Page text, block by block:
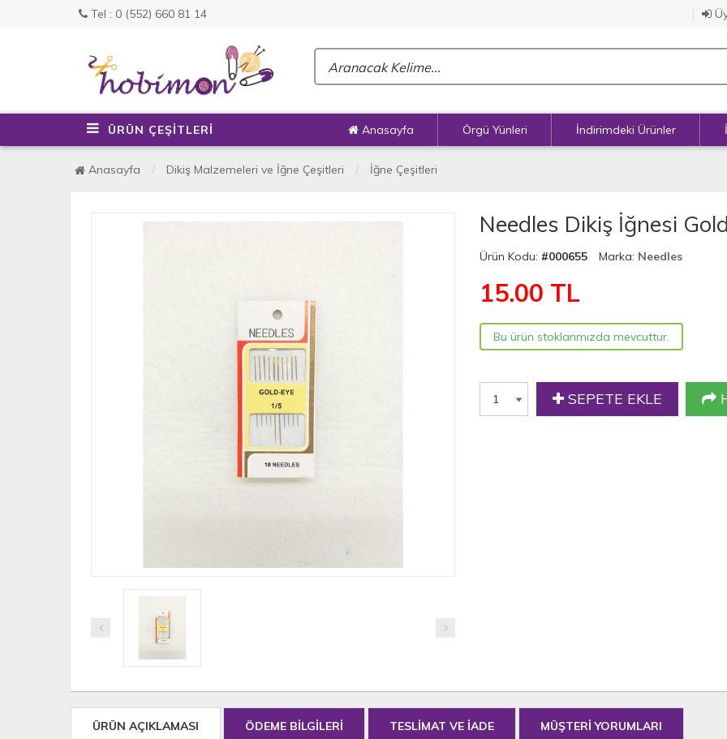
Tel : 0 (552) 660 81 14
ÜRÜN ÇEŞİTLERİ Anasayfa Örgü Yünleri İndirimdeki Ürünler
Anasayfa Dikiş Malzemeleri ve İğne Çeşitleri İğne Çeşitleri
Needles Dikiş İğnesi
Ürün Kodu: #000655 Marka: Needles
15.00 TL
Bu ürün stoklarımızda mevcuttur.
SEPETE EKLE
ÜRÜN AÇIKLAMASI ÖDEME BİLGİLERİ TESLİMAT VE İADE MÜŞTERİ YORUMLARI